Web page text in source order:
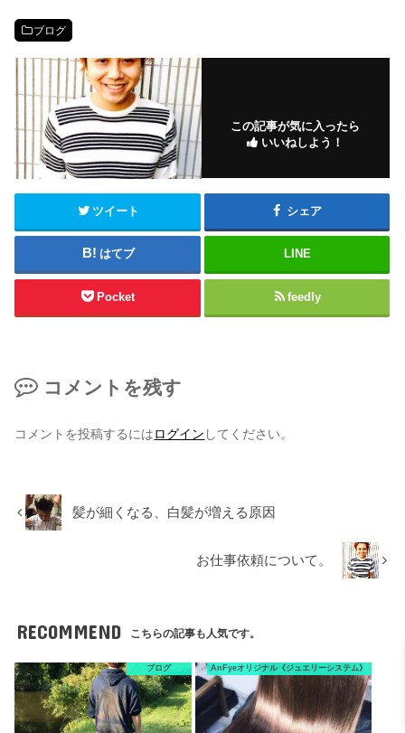
ブログ
この記事が気に入ったら
いいねしよう！
ツイート シェア
はてブ LINE
Pocket feedly
コメントを残す
コメントを投稿するにはログイン してください。
髪が細くなる、白髪が増える原因
お仕事依頼について。
RECOMMEND こちらの記事も人気です。
ブログ AnFyeオリジナル《ジュエリーシステム》